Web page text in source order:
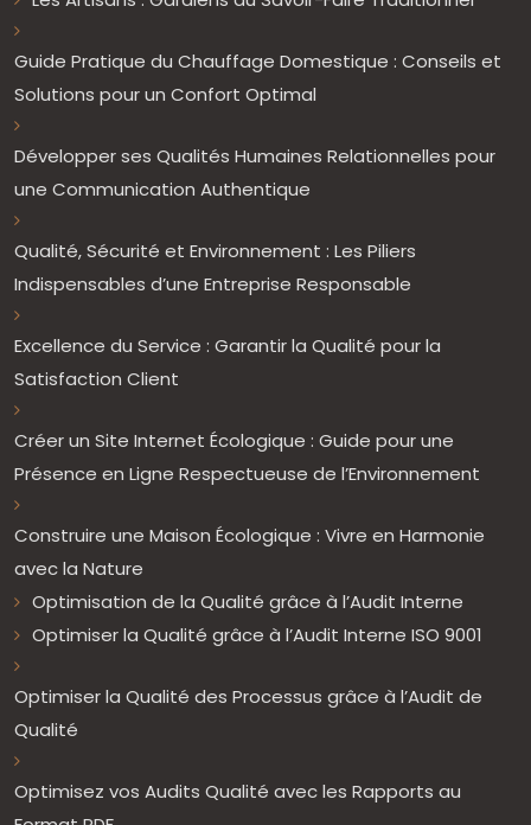
Guide Pratique du Chauffage Domestique : Conseils et
Solutions pour un Confort Optimal
Développer ses Qualités Humaines Relationnelles pour
une Communication Authentique
Qualité, Sécurité et Environnement : Les Piliers
Indispensables d’une Entreprise Responsable
Excellence du Service : Garantir la Qualité pour la
Satisfaction Client
Créer un Site Internet Écologique : Guide pour une
Présence en Ligne Respectueuse de l’Environnement
Construire une Maison Écologique : Vivre en Harmonie
avec la Nature
Optimisation de la Qualité grâce à l’Audit Interne
Optimiser la Qualité grâce à l’Audit Interne ISO 9001
Optimiser la Qualité des Processus grâce à l’Audit de
Qualité
Optimisez vos Audits Qualité avec les Rapports au